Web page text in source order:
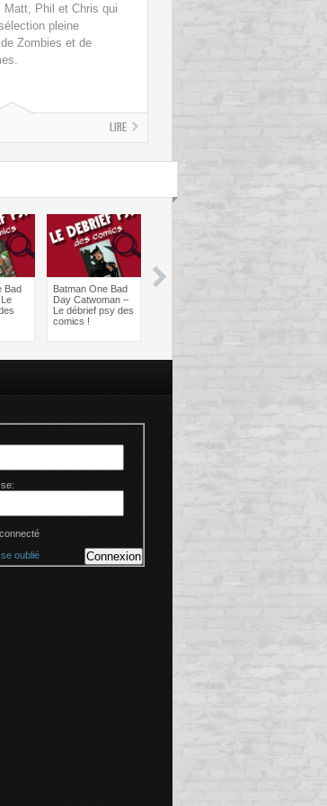
Matt, Phil et Chris qui
pleine
Zombies et de
Lire
Bad
Batman One Bad
Day Catwoman –
Le débrief psy des
comics !
Connexion
oublié